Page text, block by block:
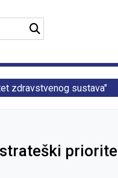
zdravstvenog sustava"